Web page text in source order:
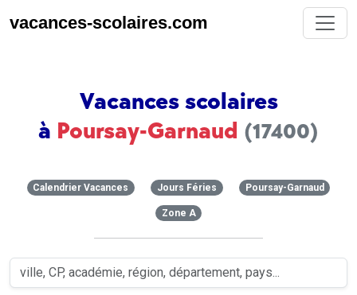
vacances-scolaires.com
Vacances scolaires
à Poursay-Garnaud (17400)
Calendrier Vacances Jours Féries Poursay-Garnaud
Zone A